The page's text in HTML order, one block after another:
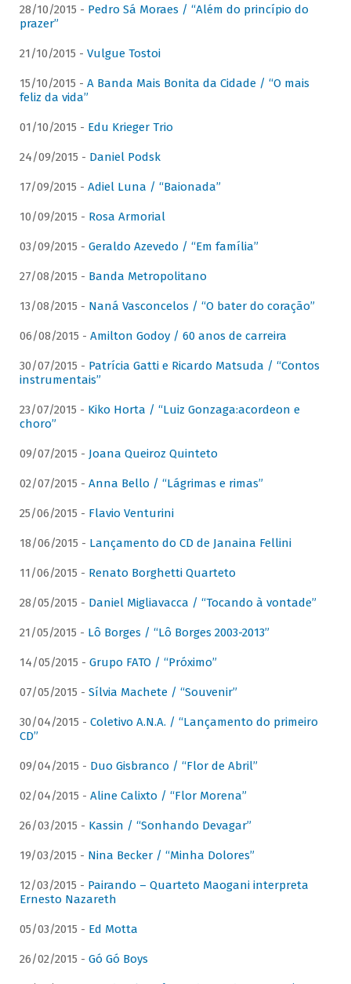
28/10/2015 - Pedro Sá Moraes / “Além do princípio do
prazer”
21/10/2015 - Vulgue Tostoi
15/10/2015 - A Banda Mais Bonita da Cidade / “O mais
feliz da vida”
01/10/2015 - Edu Krieger Trio
24/09/2015 - Daniel Podsk
17/09/2015 - Adiel Luna / “Baionada”
10/09/2015 - Rosa Armorial
03/09/2015 - Geraldo Azevedo / “Em família”
27/08/2015 - Banda Metropolitano
13/08/2015 - Naná Vasconcelos / “O bater do coração”
06/08/2015 - Amilton Godoy / 60 anos de carreira
30/07/2015 - Patrícia Gatti e Ricardo Matsuda / “Contos
instrumentais”
23/07/2015 - Kiko Horta / “Luiz Gonzaga:acordeon e
choro”
09/07/2015 - Joana Queiroz Quinteto
02/07/2015 - Anna Bello / “Lágrimas e rimas”
25/06/2015 - Flavio Venturini
18/06/2015 - Lançamento do CD de Janaina Fellini
11/06/2015 - Renato Borghetti Quarteto
28/05/2015 - Daniel Migliavacca / “Tocando à vontade”
21/05/2015 - Lô Borges / “Lô Borges 2003-2013”
14/05/2015 - Grupo FATO / “Próximo”
07/05/2015 - Sílvia Machete / “Souvenir”
30/04/2015 - Coletivo A.N.A. / “Lançamento do primeiro
CD”
09/04/2015 - Duo Gisbranco / “Flor de Abril”
02/04/2015 - Aline Calixto / “Flor Morena”
26/03/2015 - Kassin / “Sonhando Devagar”
19/03/2015 - Nina Becker / “Minha Dolores”
12/03/2015 - Pairando – Quarteto Maogani interpreta
Ernesto Nazareth
05/03/2015 - Ed Motta
26/02/2015 - Gó Gó Boys